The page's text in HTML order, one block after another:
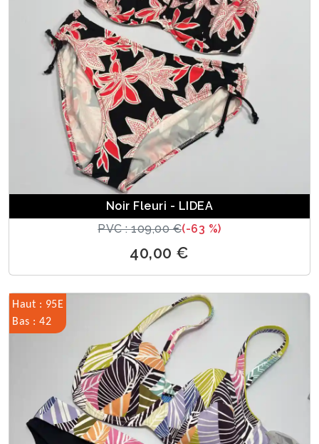
Noir Fleuri - LIDEA
PVC : 109,00 €(-63 %)
40,00 €
Haut : 95E
Bas : 42